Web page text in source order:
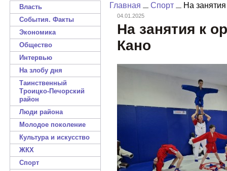
Власть
События. Факты
Экономика
Общество
Интервью
На злобу дня
Таинственный
Троицко-Печорский
район
Люди района
Молодое поколение
Культура и искусство
ЖКХ
Спорт
Главная Спорт На
04.01.2025
На занятия к
Кано